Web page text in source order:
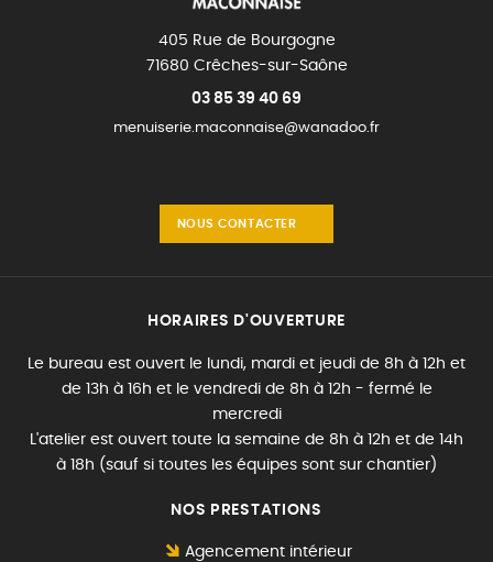
405 Rue de Bourgogne
71680 Crêches-sur-Saône
03 85 39 40 69
menuiserie.maconnaise@wanadoo.fr
NOUS CONTACTER
HORAIRES D'OUVERTURE
Le bureau est ouvert le lundi, mardi et jeudi de 8h à 12h et
de 13h à 16h et le vendredi de 8h à 12h - fermé le
mercredi
L'atelier est ouvert toute la semaine de 8h à 12h et de 14h
à 18h (sauf si toutes les équipes sont sur chantier)
NOS PRESTATIONS
Agencement intérieur